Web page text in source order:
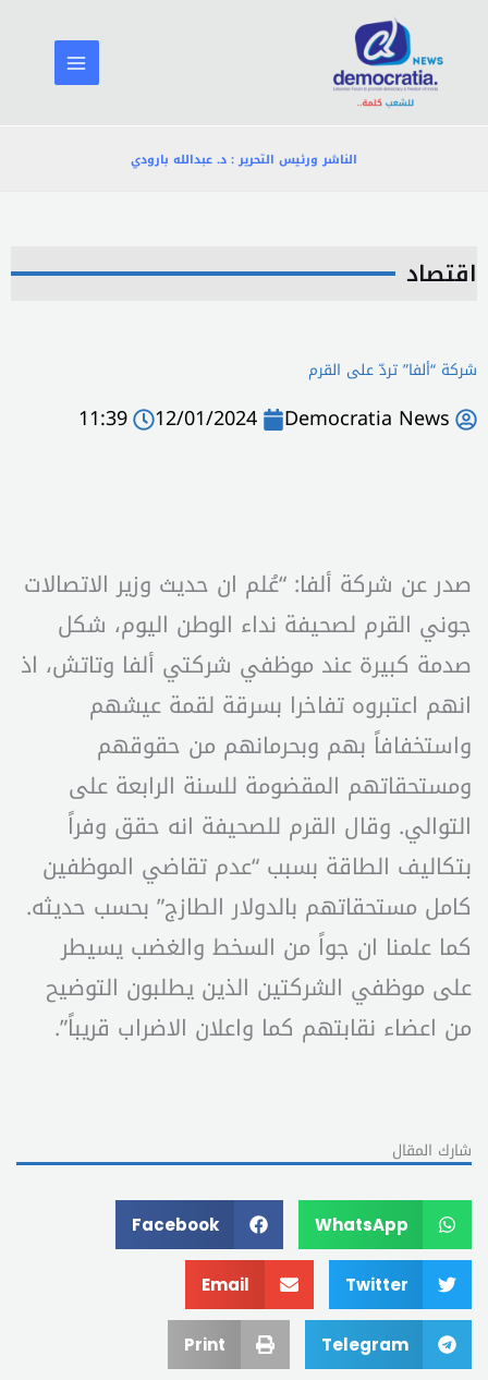
المحتوى
الناشر ورئيس التحرير : د. عبدالله بارودي
اقتصاد
شركة “ألفا” تردّ على القرم
Democratia News
12/01/2024
11:39
صدر عن شركة ألفا: “عُلم ان حديث وزير الاتصالات
جوني القرم لصحيفة نداء الوطن اليوم، شكل
صدمة كبيرة عند موظفي شركتي ألفا وتاتش، اذ
انهم اعتبروه تفاخرا بسرقة لقمة عيشهم
واستخفافاً بهم وبحرمانهم من حقوقهم
ومستحقاتهم المقضومة للسنة الرابعة على
التوالي. وقال القرم للصحيفة انه حقق وفراً
بتكاليف الطاقة بسبب “عدم تقاضي الموظفين
كامل مستحقاتهم بالدولار الطازج” بحسب حديثه.
كما علمنا ان جواً من السخط والغضب يسيطر
على موظفي الشركتين الذين يطلبون التوضيح
من اعضاء نقابتهم كما واعلان الاضراب قريباً”.
شارك المقال
WhatsApp
Facebook
Twitter
Email
Telegram
Print